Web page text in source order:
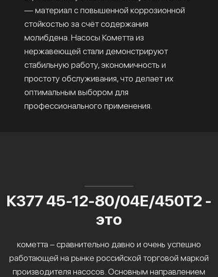
— материал с повышенной коррозионной
стойкостью за счёт содержания
молибдена. Насосы Кометта из
нержавеющей стали демонстрируют
стабильную работу, экономичность и
простоту обслуживания, что делает их
оптимальным выбором для
профессионального применения.
К377 45-12-80/04Е/450Т2 -
это
кометта – сравнительно давно и очень успешно
работающей на рынке российской торговой маркой
производителя насосов. Основным направлением